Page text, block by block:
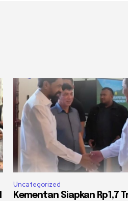
Uncategorized
Kementan Siapkan Rp1,7